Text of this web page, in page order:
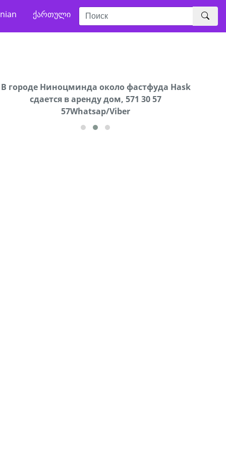
ქართული
В городе Ниноцминда около фастфуда Hask
cдается в аренду дом, 571 30 57
57Whatsap/Viber
Продается машина марки Prado,571 30 57
57Whatsap/Viber